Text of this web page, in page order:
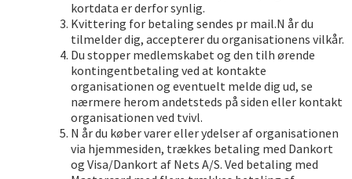
kortdata er derfor synlig.
Kvittering for betaling sendes pr mail.N år du
tilmelder dig, accepterer du organisationens vilkår.
Du stopper medlemskabet og den tilh ørende
kontingentbetaling ved at kontakte
organisationen og eventuelt melde dig ud, se
nærmere herom andetsteds på siden eller kontakt
organisationen ved tvivl.
N år du køber varer eller ydelser af organisationen
via hjemmesiden, trækkes betaling med Dankort
og Visa/Dankort af Nets A/S. Ved betaling med